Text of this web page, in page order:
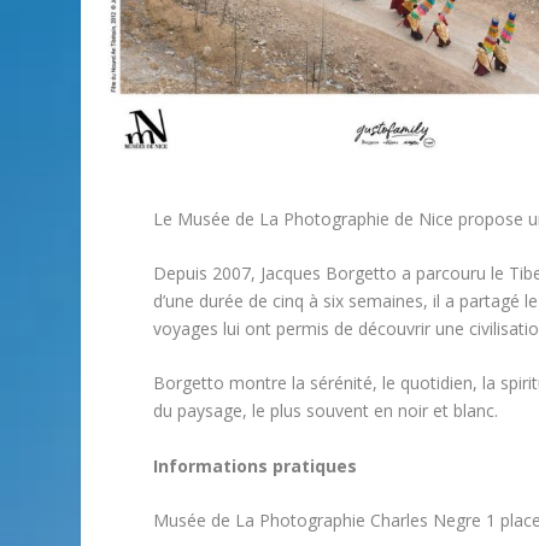
Le Musée de La Photographie de Nice propose
Depuis 2007, Jacques Borgetto a parcouru le
d’une durée de cinq à six semaines, il a partagé
voyages lui ont permis de découvrir une
Borgetto montre la sérénité, le quotidien, la
du paysage, le plus souvent en noir et blanc.
Informations pratiques
Musée de La Photographie Charles Negre 1